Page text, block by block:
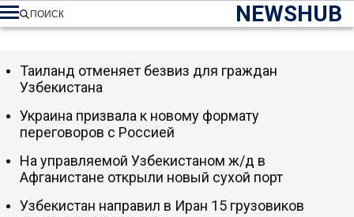
NEWSHUB
ПОИСК
Таиланд отменяет безвиз для граждан
Узбекистана
Украина призвала к новому формату
переговоров с Россией
На управляемой Узбекистаном ж/д в
Афганистане открыли новый сухой порт
Узбекистан направил в Иран 15 грузовиков